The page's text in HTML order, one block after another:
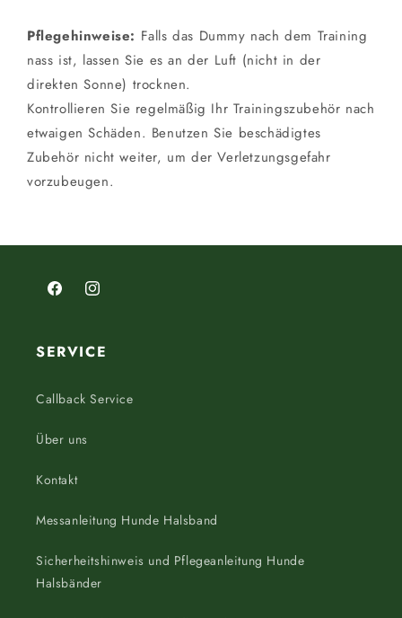
Pflegehinweise: Falls das Dummy nach dem Training
nass ist, lassen Sie es an der Luft (nicht in der
direkten Sonne) trocknen.
Kontrollieren Sie regelmäßig Ihr Trainingszubehör nach
etwaigen Schäden. Benutzen Sie beschädigtes
Zubehör nicht weiter, um der Verletzungsgefahr
vorzubeugen.
FacebookInstagram
SERVICE
Callback Service
Über uns
Kontakt
Messanleitung Hunde Halsband
Sicherheitshinweis und Pflegeanleitung Hunde
Halsbänder